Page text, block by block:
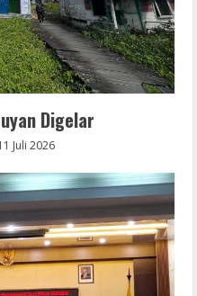
Digelar
Juli 2026